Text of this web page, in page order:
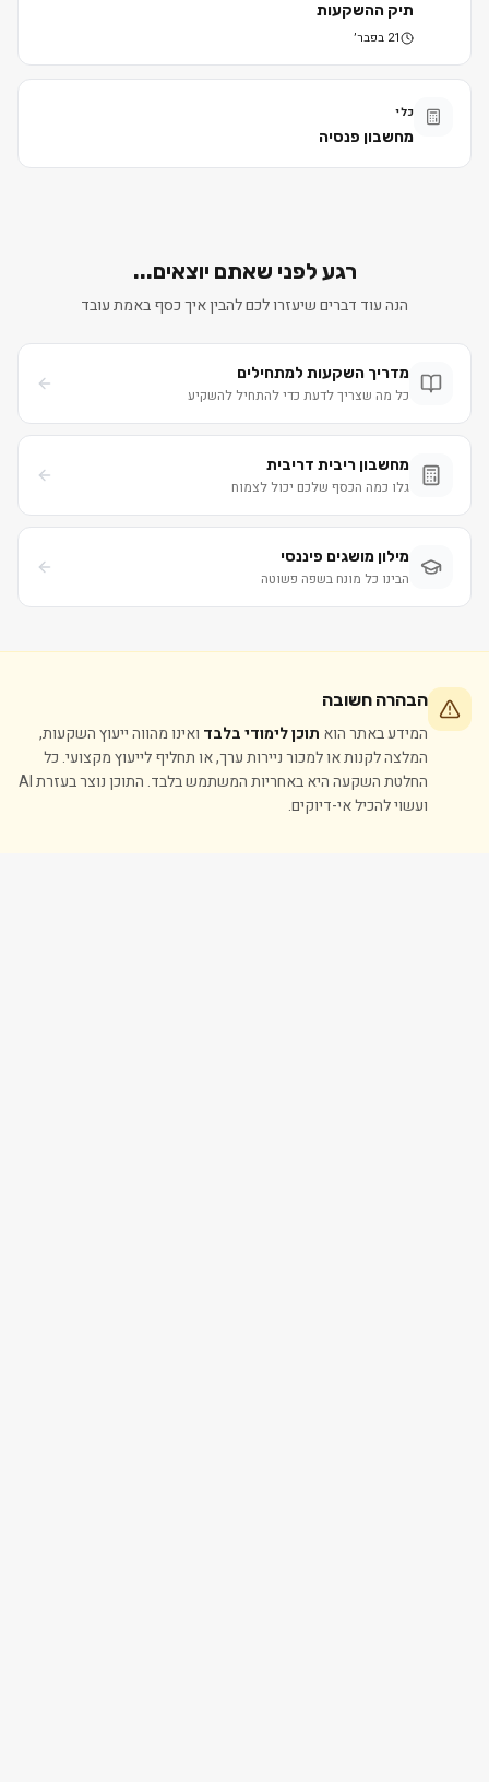
תיק ההשקעות
21 בפבר׳
כלי
מחשבון פנסיה
רגע לפני שאתם יוצאים...
הנה עוד דברים שיעזרו לכם להבין איך כסף באמת עובד
מדריך השקעות למתחילים
כל מה שצריך לדעת כדי להתחיל להשקיע
מחשבון ריבית דריבית
גלו כמה הכסף שלכם יכול לצמוח
מילון מושגים פיננסי
הבינו כל מונח בשפה פשוטה
הבהרה חשובה
המידע באתר הוא תוכן לימודי בלבד ואינו מהווה ייעוץ השקעות,
המלצה לקנות או למכור ניירות ערך, או תחליף לייעוץ מקצועי. כל
החלטת השקעה היא באחריות המשתמש בלבד. התוכן נוצר בעזרת AI
ועשוי להכיל אי-דיוקים.